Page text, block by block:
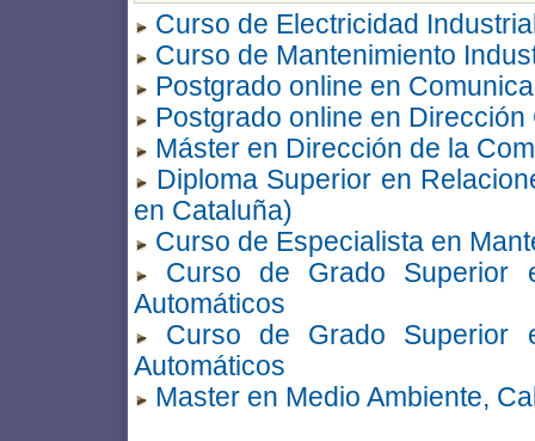
Curso de Electricidad
Curso de Mantenimiento
Postgrado online en
Postgrado online en
Máster en Dirección de la
Diploma Superior en
en Cataluña)
Curso de Especialista en
Curso de Grado Superior
Automáticos
Curso de Grado Superior
Automáticos
Master en Medio Ambiente,